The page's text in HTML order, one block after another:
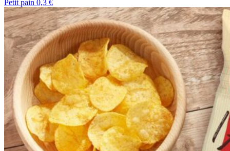
Petit pain 0,3 €